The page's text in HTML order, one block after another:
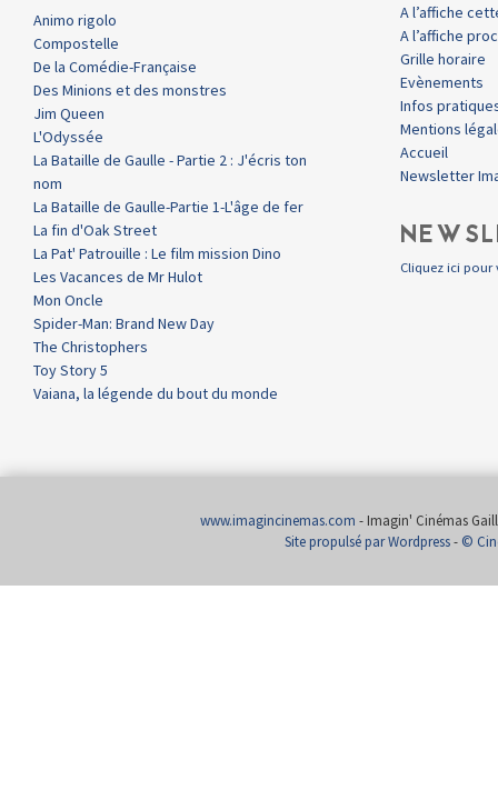
Animo rigolo
Compostelle
De la Comédie-Française
Des Minions et des monstres
Jim Queen
L'Odyssée
La Bataille de Gaulle - Partie 2 : J'écris ton
nom
La Bataille de Gaulle-Partie 1-L'âge de fer
La fin d'Oak Street
La Pat' Patrouille : Le film mission Dino
Les Vacances de Mr Hulot
Mon Oncle
Spider-Man: Brand New Day
The Christophers
Toy Story 5
Vaiana, la légende du bout du monde
A l’affiche
A l’affiche
Grille horaire
Evènements
Infos
Mentions
Accueil
Newsletter
Cliquez ici pour
www.imagincinemas.com - Imagin' Cinémas
Site propulsé par Wordpress- ©